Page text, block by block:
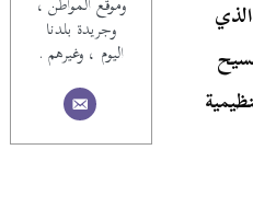
وجريدة بلدنا
اليوم ، وغيرهم .